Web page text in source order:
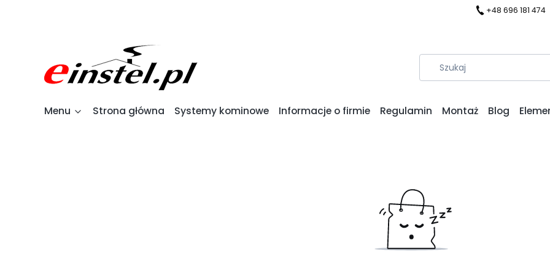
+48 696 181 474
Menu Strona główna Systemy kominowe Informacje o firmie Regulamin Montaż Blog